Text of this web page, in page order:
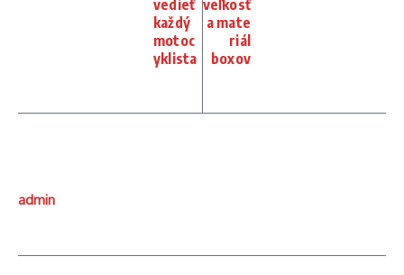
vedieť
každý
motoc
yklista
veľkosť
a mate
riál
boxov
admin